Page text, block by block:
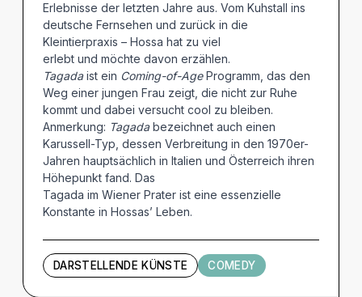
Erlebnisse der letzten Jahre aus. Vom Kuhstall ins
deutsche Fernsehen und zurück in die
Kleintierpraxis – Hossa hat zu viel
erlebt und möchte davon erzählen.
Tagada ist ein Coming-of-AgeProgramm, das den
Weg einer jungen Frau zeigt, die nicht zur Ruhe
kommt und dabei versucht cool zu bleiben.
Anmerkung: Tagada bezeichnet auch einen
Karussell-Typ, dessen Verbreitung in den 1970er-
Jahren hauptsächlich in Italien und Österreich ihren
Höhepunkt fand. Das
Tagada im Wiener Prater ist eine essenzielle
Konstante in Hossas’ Leben.
DARSTELLENDE KÜNSTE COMEDY